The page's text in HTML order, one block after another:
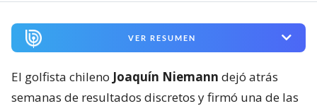
VER RESUMEN
El golfista chileno Joaquín Niemann dejó atrás
semanas de resultados discretos y firmó una de las